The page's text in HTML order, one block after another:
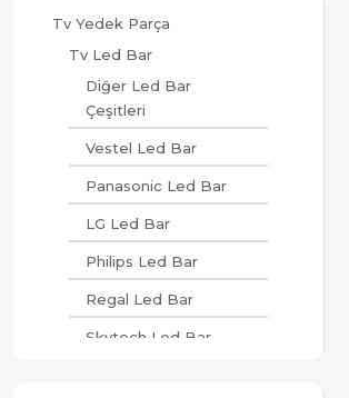
Tv Yedek Parça
Tv Led Bar
Diğer Led Bar
Çeşitleri
Vestel Led Bar
Panasonic Led Bar
LG Led Bar
Philips Led Bar
Regal Led Bar
Skytech Led Bar